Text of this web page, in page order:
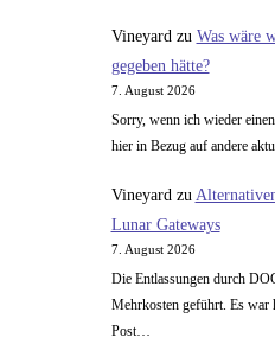
Vineyard zu Was wäre
gegeben hätte?
7. August 2026
Sorry, wenn ich wieder
hier in Bezug auf andere
Vineyard zu
Lunar Gateways
7. August 2026
Die Entlassungen durch
Mehrkosten geführt. Es war
Post…